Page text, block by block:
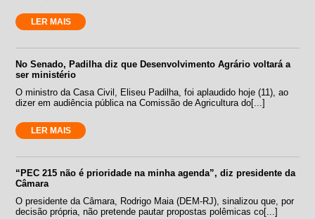
LER MAIS
No Senado, Padilha diz que Desenvolvimento Agrário voltará a
ser ministério
O ministro da Casa Civil, Eliseu Padilha, foi aplaudido hoje (11), ao
dizer em audiência pública na Comissão de Agricultura do[...]
LER MAIS
“PEC 215 não é prioridade na minha agenda”, diz presidente da
Câmara
O presidente da Câmara, Rodrigo Maia (DEM-RJ), sinalizou que, por
decisão própria, não pretende pautar propostas polêmicas co[...]